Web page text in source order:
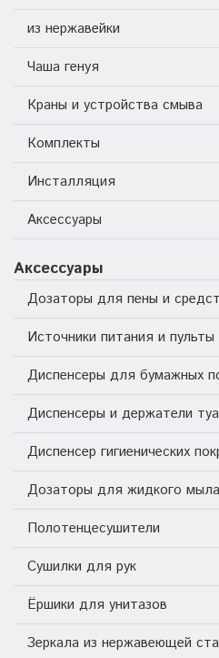
из нержавейки
Чаша генуя
Краны и устройства смыва
Комплекты
Инсталляция
Аксессуары
Аксессуары
Дозаторы для пены и
Источники питания и пульты
Диспенсеры для бумажных
Диспенсеры и держатели
Диспенсер гигиенических
Дозаторы для жидкого мыла
Полотенцесушители
Сушилки для рук
Ёршики для унитазов
Зеркала из нержавеющей